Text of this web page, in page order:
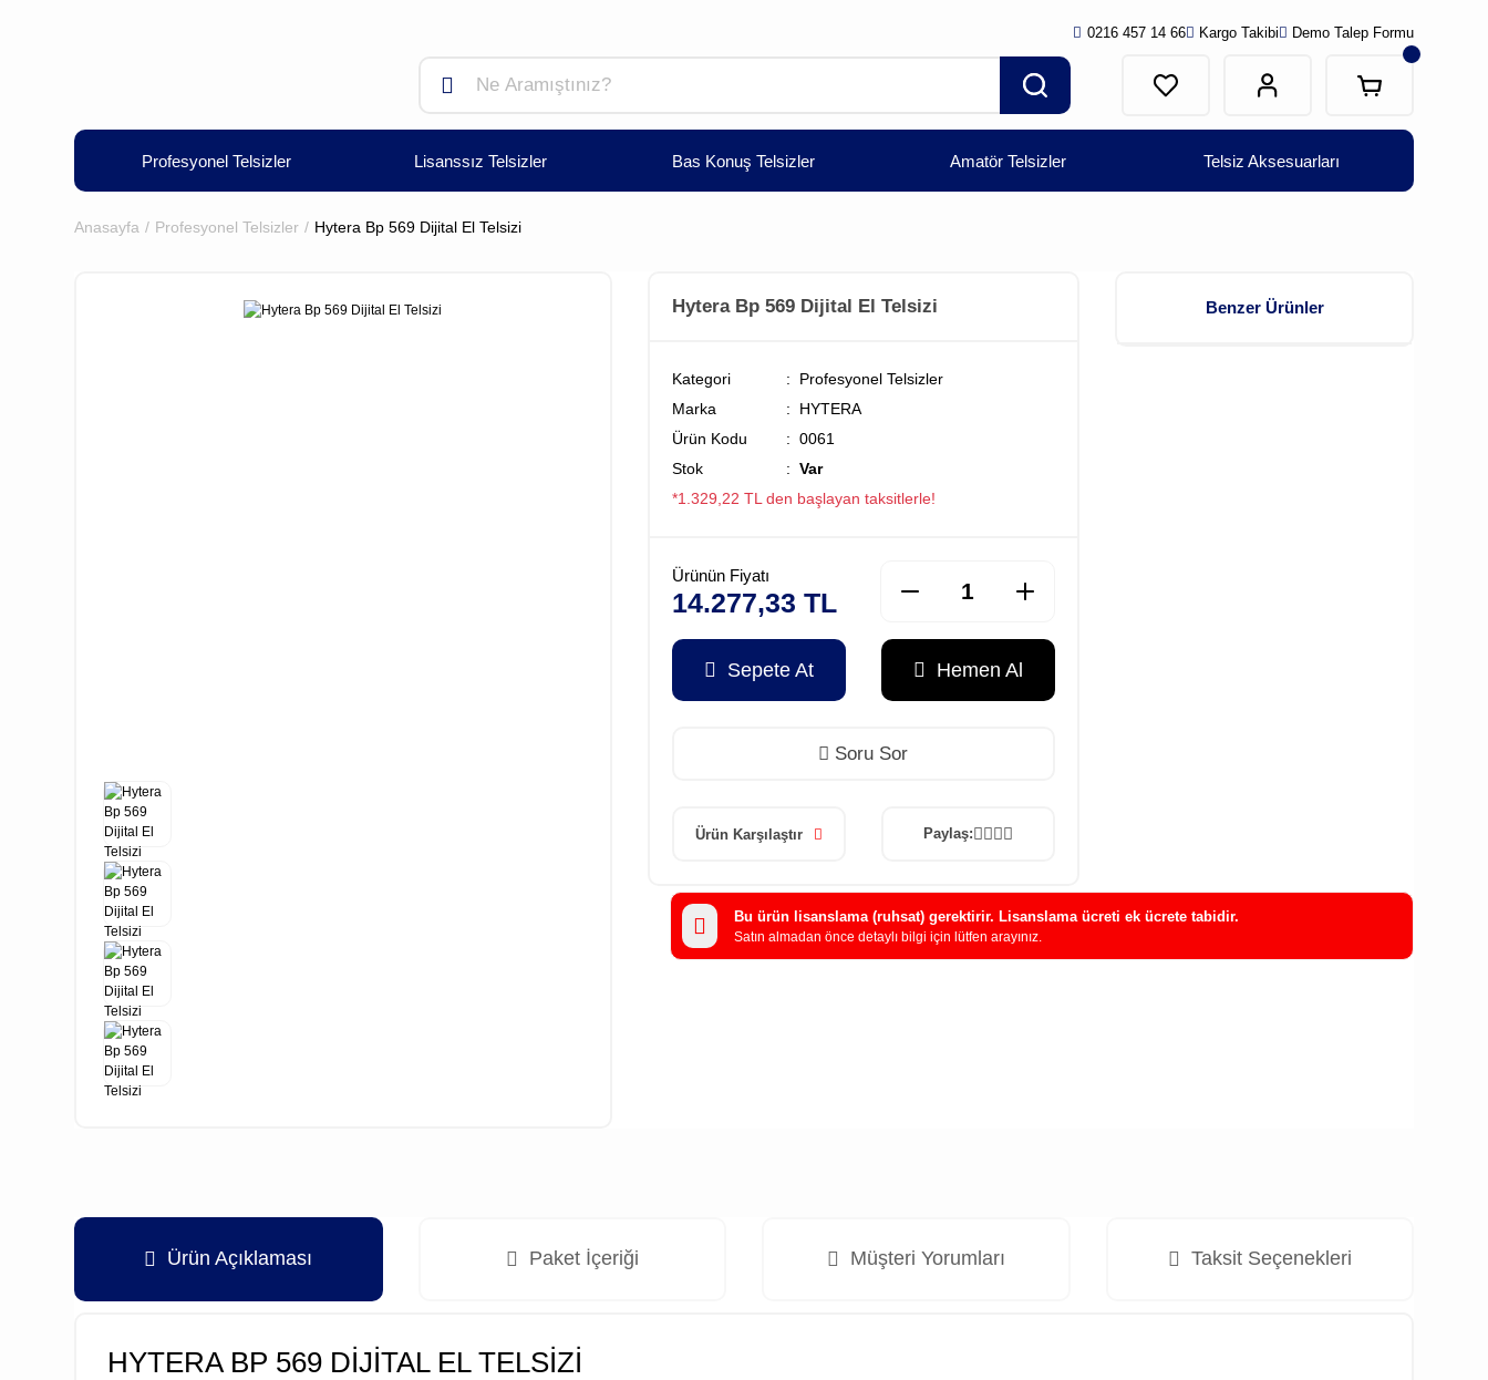
0216 457 14 66 Kargo Takibi Demo Talep Formu
Profesyonel Telsizler Lisanssız Telsizler Bas Konuş Telsizler Amatör Telsizler Telsiz Aksesuarları
Anasayfa Profesyonel Telsizler Hytera Bp 569 Dijital El Telsizi
Hytera Bp 569 Dijital El Telsizi
Kategori
Profesyonel Telsizler
Marka
HYTERA
Ürün Kodu
0061
Stok
Var
*1.329,22 TL den başlayan taksitlerle!
Ürünün Fiyatı
14.277,33 TL
Sepete At Hemen Al
Soru Sor
Ürün Karşılaştır Paylaş:
Benzer Ürünler
Bu ürün lisanslama (ruhsat) gerektirir. Lisanslama ücreti ek ücrete tabidir.
Satın almadan önce detaylı bilgi için lütfen arayınız.
Ürün Açıklaması Paket İçeriği Müşteri Yorumları Taksit Seçenekleri
HYTERA BP 569 DİJİTAL EL TELSİZİ